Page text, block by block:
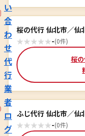
い
合
わ
せ
代
行
業
者
ロ
グ
桜の代行 仙北市／仙
★★★★★-(0件)
桜
ふじ代行 仙北市／仙
★★★★★-(0件)